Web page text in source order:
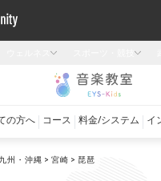
九州・沖縄 宮崎 琵琶